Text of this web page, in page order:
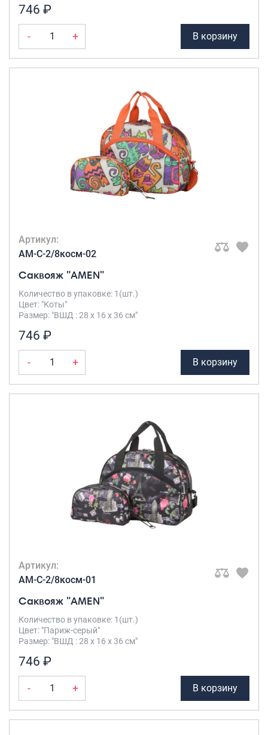
746 ₽
- + В корзину
Артикул:
AM-C-2/8косм-02
Саквояж "AMEN"
Количество в упаковке: 1(шт.)
Цвет: "Коты"
Размер: "ВШД : 28 х 16 х 36 см"
746 ₽
- + В корзину
Артикул:
AM-C-2/8косм-01
Саквояж "AMEN"
Количество в упаковке: 1(шт.)
Цвет: "Париж-серый"
Размер: "ВШД : 28 х 16 х 36 см"
746 ₽
- + В корзину